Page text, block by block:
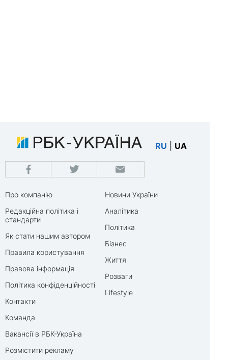
RU UA
Про компанію
Редакційна політика і
стандарти
Як стати нашим автором
Правила користування
Правова інформація
Політика конфіденційності
Контакти
Команда
Вакансії в РБК-Україна
Розмістити рекламу
Новини України
Аналітика
Політика
Бізнес
Життя
Розваги
Lifestyle